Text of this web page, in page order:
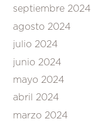
septiembre 2024
agosto 2024
julio 2024
junio 2024
mayo 2024
abril 2024
marzo 2024